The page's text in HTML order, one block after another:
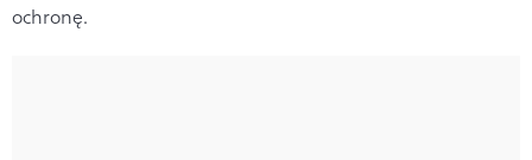
ochronę.